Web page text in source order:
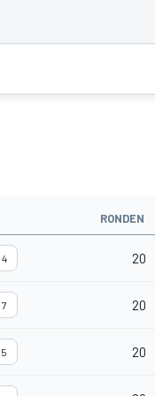
RONDEN
4 20
7 20
5 20